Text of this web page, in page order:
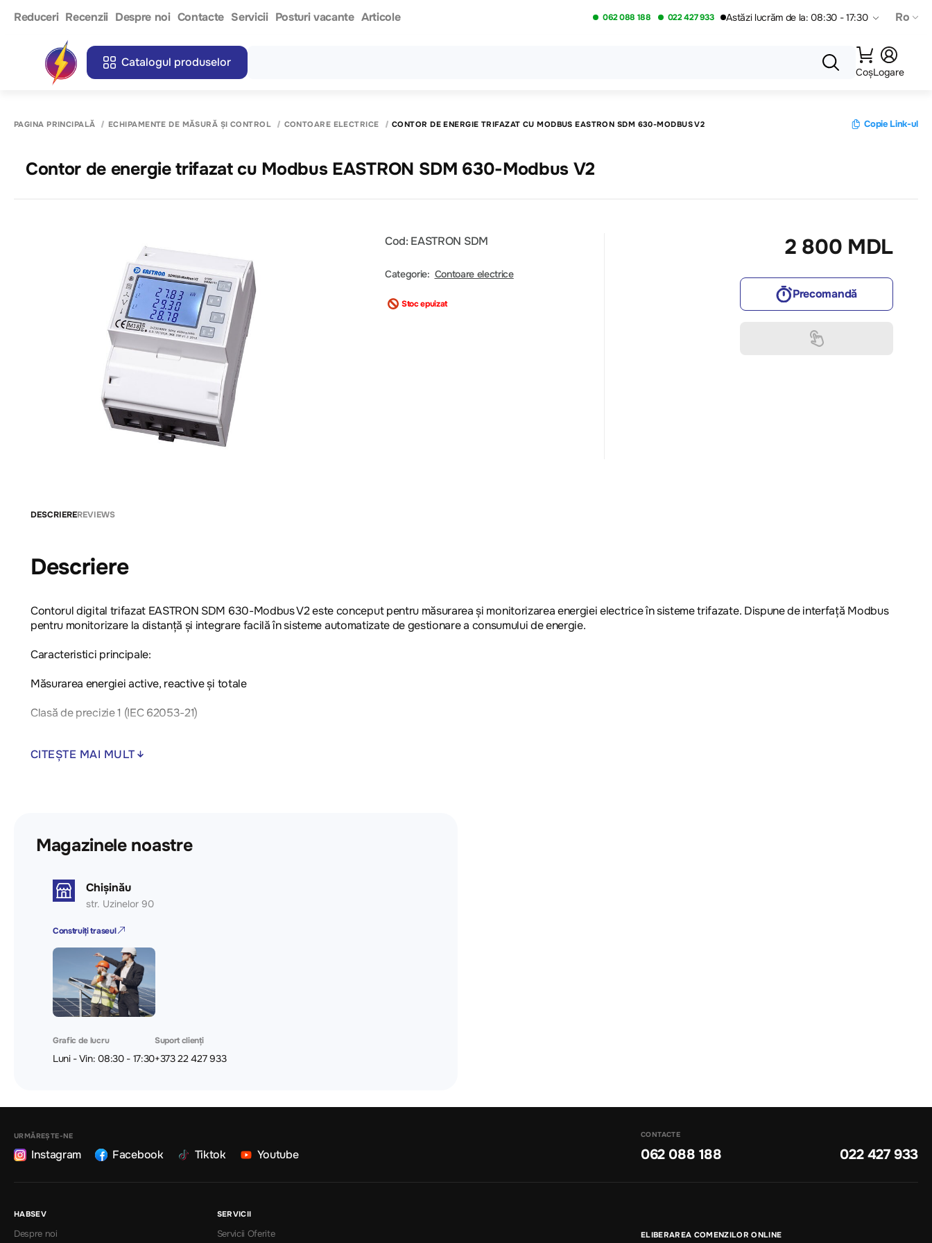
Reduceri Recenzii Despre noi Contacte Servicii Posturi vacante Articole 062 088 188 022 427 933 Astăzi lucrăm de la: 08:30 - 17:30 Ro
Catalogul produselor
CoșLogare
PAGINA PRINCIPALĂ ECHIPAMENTE DE MĂSURĂ ȘI CONTROL CONTOARE ELECTRICE CONTOR DE ENERGIE TRIFAZAT CU MODBUS EASTRON SDM 630-MODBUS V2 Copie Link-ul
Contor de energie trifazat cu Modbus EASTRON SDM 630-Modbus V2
Cod: EASTRON SDM
Categorie: Contoare electrice
Stoc epuizat
2 800 MDL
Precomandă
DESCRIEREREVIEWS
Descriere
Contorul digital trifazat EASTRON SDM 630-Modbus V2 este conceput pentru măsurarea și monitorizarea energiei electrice în sisteme trifazate. Dispune de interfață Modbus
pentru monitorizare la distanță și integrare facilă în sisteme automatizate de gestionare a consumului de energie.
Caracteristici principale:
Măsurarea energiei active, reactive și totale
Clasă de precizie 1 (IEC 62053-21)
Display LCD pentru afișarea parametrilor
Protecție și fiabilitate pentru condiții industriale
CITEȘTE MAI MULT
Magazinele noastre
Chișinău
str. Uzinelor 90
Construiți traseul
Grafic de lucru
Luni - Vin: 08:30 - 17:30
Suport clienți
+373 22 427 933
URMĂREȘTE-NE
Instagram Facebook Tiktok Youtube
CONTACTE
062 088 188 022 427 933
HABSEV
Despre noi
SERVICII
Servicii Oferite
ELIBERAREA COMENZILOR ONLINE